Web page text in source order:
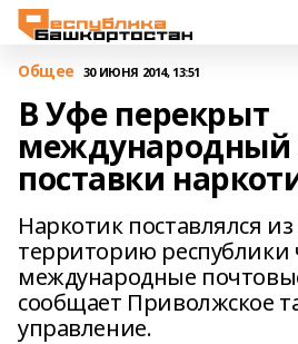
Общее 30 ИЮНЯ 2014, 13:51
В Уфе перекрыт
международный
поставки
Наркотик поставлялся
территорию республики
международные
сообщает Приволжское
управление.